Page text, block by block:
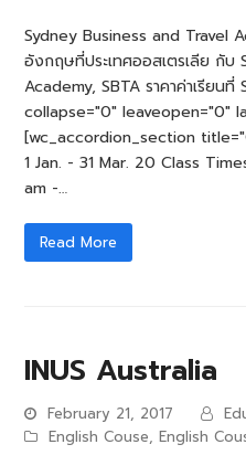
Sydney Business and Travel
อังกฤษที่ประเทศออสเตรเลีย กับ
Academy, SBTA ราคาค่าเรียน
collapse="0" leaveopen="0"
[wc_accordion_section
1 Jan. - 31 Mar. 20 Class
am -…
Read More
INUS Australia
February 21, 2017
English Couse,English